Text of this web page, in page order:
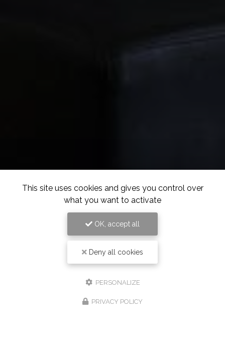
This site uses cookies and gives you control over
what you want to activate
OK, accept all
Deny all cookies
PERSONALIZE
PRIVACY POLICY